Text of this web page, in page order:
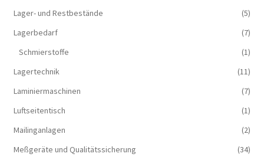
Lager- und Restbestände
(5)
Lagerbedarf
(7)
Schmierstoffe
(1)
Lagertechnik
(11)
Laminiermaschinen
(7)
Luftseitentisch
(1)
Mailinganlagen
(2)
Meßgeräte und Qualitätssicherung
(34)